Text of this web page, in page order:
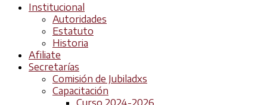
Institucional
Autoridades
Estatuto
Historia
Afiliate
Secretarías
Comisión de Jubiladxs
Capacitación
Curso 2024-2026